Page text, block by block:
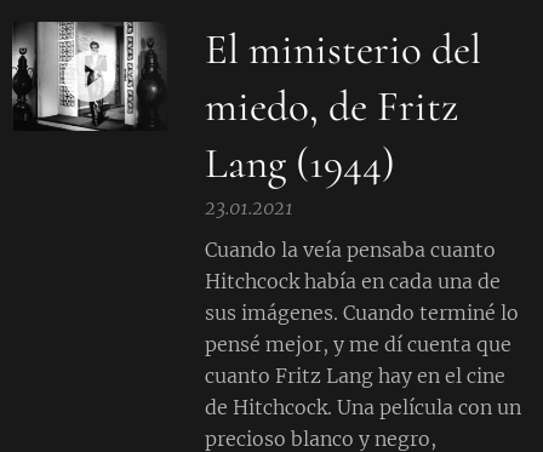
El ministerio del
miedo, de Fritz
Lang (1944)
23.01.2021
Cuando la veía pensaba cuanto
Hitchcock había en cada una de
sus imágenes. Cuando terminé lo
pensé mejor, y me dí cuenta que
cuanto Fritz Lang hay en el cine
de Hitchcock. Una película con un
precioso blanco y negro,